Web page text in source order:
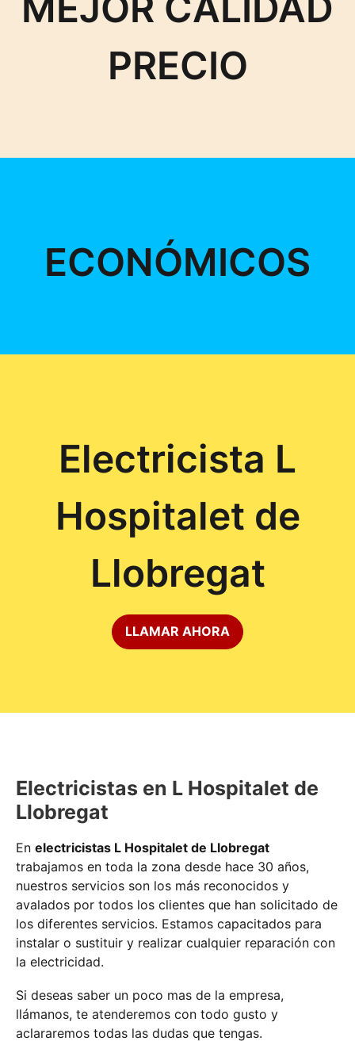
PRECIO
ECONÓMICOS
Electricista L
Hospitalet de
Llobregat
LLAMAR AHORA
Electricistas en L Hospitalet de
Llobregat
En electricistas L Hospitalet de Llobregat
trabajamos en toda la zona desde hace 30 años,
nuestros servicios son los más reconocidos y
avalados por todos los clientes que han solicitado de
los diferentes servicios. Estamos capacitados para
instalar o sustituir y realizar cualquier reparación con
la electricidad.
Si deseas saber un poco mas de la empresa,
llámanos, te atenderemos con todo gusto y
aclararemos todas las dudas que tengas.